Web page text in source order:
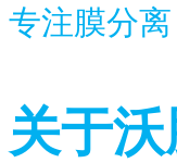
专注膜分离
关于